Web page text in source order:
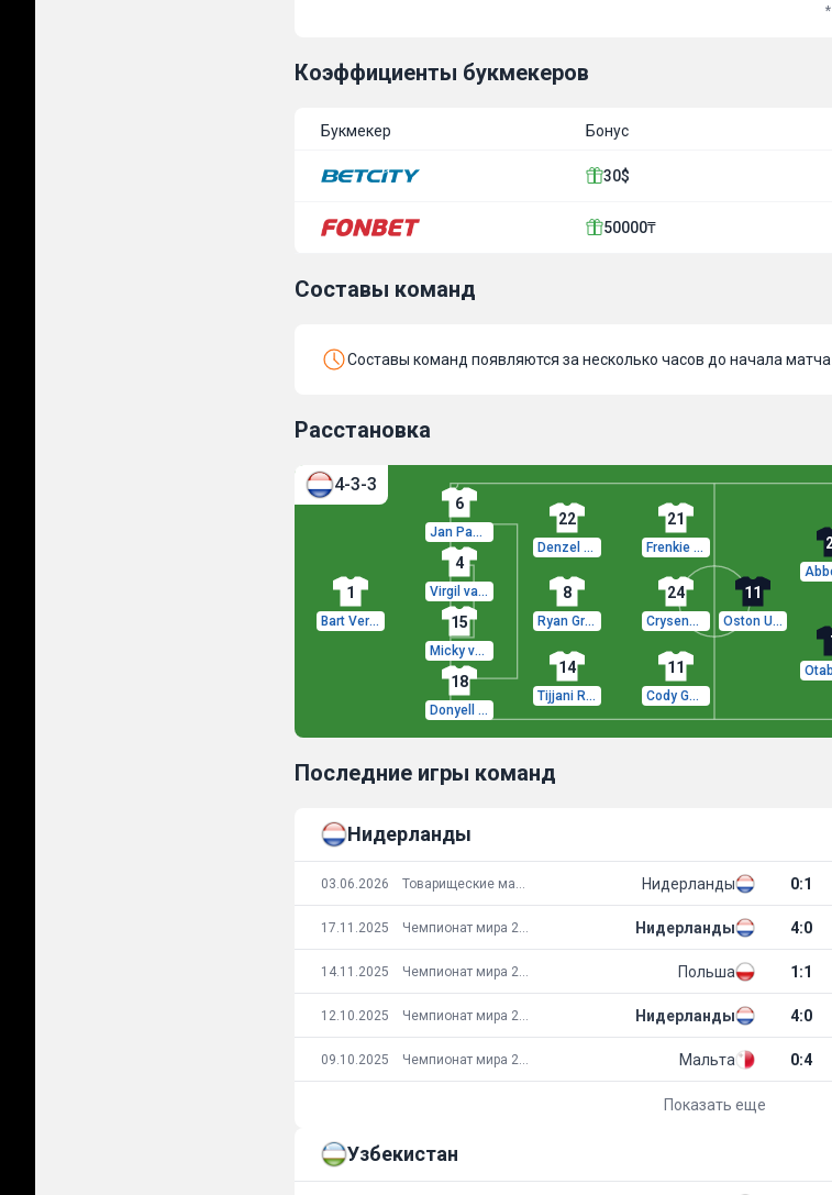
Коэффициенты букмекеров
Букмекер Бонус
30$
50000₸
Составы команд
Составы команд появляются за несколько часов до начала матча
Расстановка
1
Bart Verbruggen
6
Jan Paul van Hecke
4
Virgil van Dijk
15
Micky van de Ven
18
Donyell Malen
22
Denzel Dumfries
8
Ryan Gravenberch
14
Tijjani Reijnders
21
Frenkie de Jong
24
Crysencio Summerville
11
Cody Gakpo
11
Oston Urunov
4-3-3
Последние игры команд
Нидерланды
03.06.2026 Нидерланды 0:1
17.11.2025 Нидерланды 4:0
14.11.2025 Польша 1:1
12.10.2025 Нидерланды 4:0
09.10.2025 Мальта 0:4
Показать еще
Узбекистан